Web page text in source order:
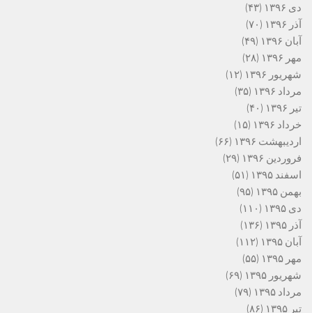
دی ۱۳۹۶
(۴۳)
آذر ۱۳۹۶
(۷۰)
آبان ۱۳۹۶
(۴۹)
مهر ۱۳۹۶
(۲۸)
شهریور ۱۳۹۶
(۱۲)
مرداد ۱۳۹۶
(۳۵)
تیر ۱۳۹۶
(۴۰)
خرداد ۱۳۹۶
(۱۵)
اردیبهشت ۱۳۹۶
(۶۶)
فروردین ۱۳۹۶
(۲۹)
اسفند ۱۳۹۵
(۵۱)
بهمن ۱۳۹۵
(۹۵)
دی ۱۳۹۵
(۱۱۰)
آذر ۱۳۹۵
(۱۳۶)
آبان ۱۳۹۵
(۱۱۲)
مهر ۱۳۹۵
(۵۵)
شهریور ۱۳۹۵
(۶۹)
مرداد ۱۳۹۵
(۷۹)
تیر ۱۳۹۵
(۸۶)